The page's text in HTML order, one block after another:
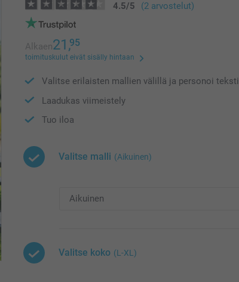
4.5/5 (2 arvostelut)
Alkaen21,95
toimituskulut eivät sisälly hintaan
Valitse erilaisten mallien välillä ja personoi teksti
Laadukas viimeistely
Tuo iloa
Valitse malli (Aikuinen)
Valitse koko (L-XL)